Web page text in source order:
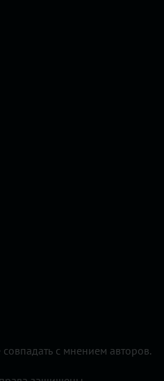
с мнением авторов.